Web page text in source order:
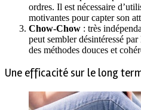
ordres. Il est nécessaire
motivantes pour capter son
Chow-Chow : très
peut sembler désintéressé
des méthodes douces et
Une efficacité sur le long